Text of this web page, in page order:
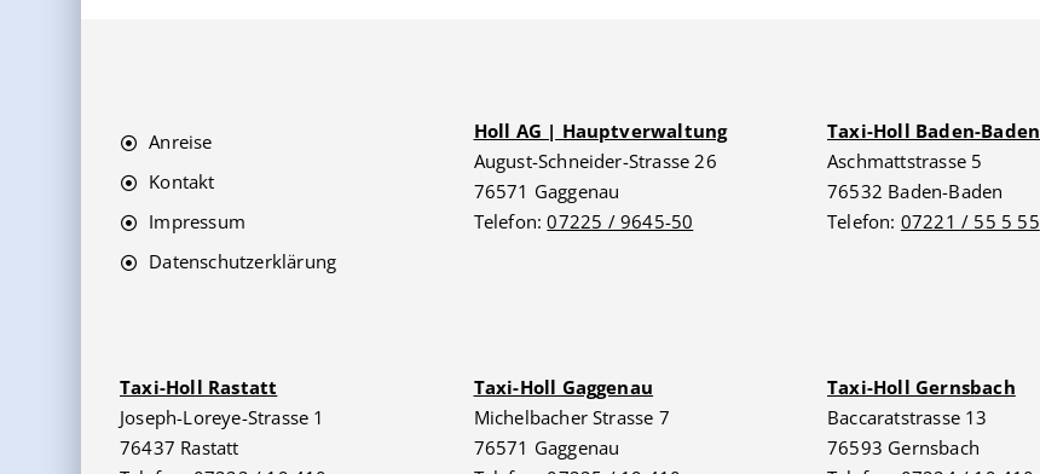
Anreise
Kontakt
Impressum
Datenschutzerklärung
Holl AG | Hauptverwaltung
August-Schneider-Strasse 26
76571 Gaggenau
Telefon:07225 / 9645-50
Taxi-Holl Baden-Baden
Aschmattstrasse 5
76532 Baden-Baden
Telefon: 07221 / 55 5 55
Taxi-Holl Rastatt
Joseph-Loreye-Strasse 1
76437 Rastatt
Taxi-Holl Gaggenau
Michelbacher Strasse 7
76571 Gaggenau
Taxi-Holl Gernsbach
Baccaratstrasse 13
76593 Gernsbach